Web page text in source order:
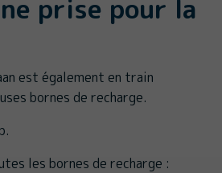
prise pour la
est également en train
bornes de recharge.
les bornes de recharge :